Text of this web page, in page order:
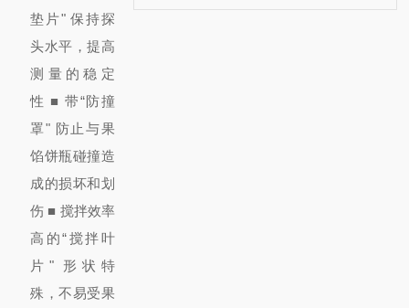
垫片" 保持探
头水平，提高
测量的稳定
性 ■ 带“防撞
罩" 防止 与果
馅饼瓶碰撞造
成的损坏和划
伤 ■ 搅拌效率
高的“搅拌叶
片" 形状特
殊，不易受果